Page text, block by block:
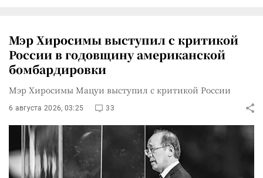
Мэр Хиросимы выступил с критикой
России в годовщину американской
бомбардировки
Мэр Хиросимы Мацуи выступил с критикой России
6 августа 2026, 03:25 33